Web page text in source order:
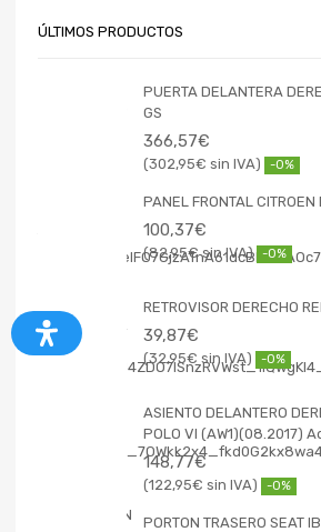
ÚLTIMOS PRODUCTOS
PUERTA DELANTERA
GS
366,57€
302,95€ -0%
PANEL FRONTAL
100,37€
82,95€ -0%
RETROVISOR DERECHO
39,87€
32,95€ -0%
ASIENTO DELANTERO
POLO VI (AW1)(08.2017)
148,77€
122,95€ -0%
PORTON TRASERO SEAT